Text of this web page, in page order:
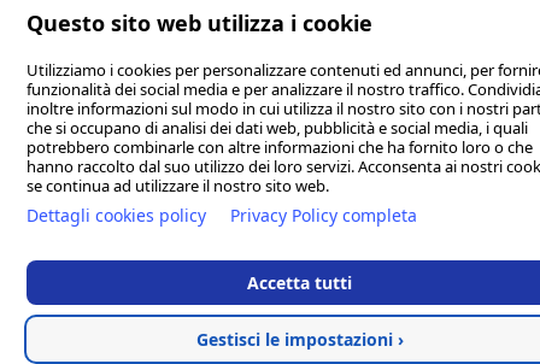
Questo sito web utilizza i cookie
Utilizziamo i cookies per personalizzare contenuti ed annunci, per
funzionalità dei social media e per analizzare il nostro traffico.
inoltre informazioni sul modo in cui utilizza il nostro sito con i nostri
che si occupano di analisi dei dati web, pubblicità e social media, i quali
potrebbero combinarle con altre informazioni che ha fornito loro o che
hanno raccolto dal suo utilizzo dei loro servizi. Acconsenta ai nostri
se continua ad utilizzare il nostro sito web.
Dettagli cookies policy Privacy Policy completa
Accetta tutti
Gestisci le impostazioni ›